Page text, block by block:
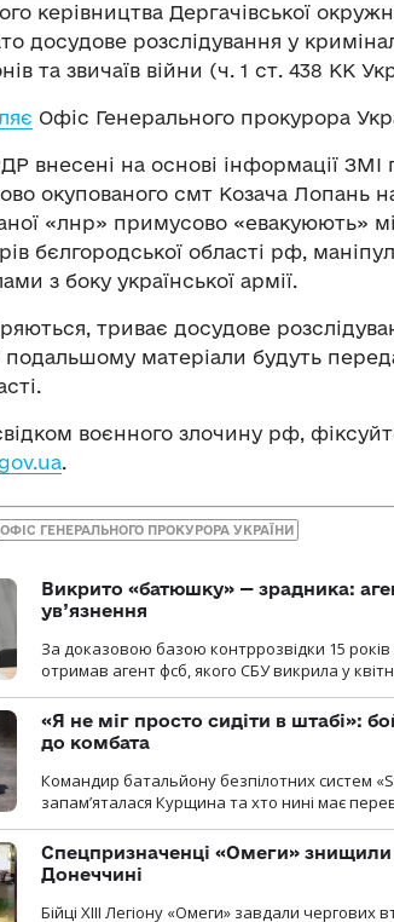
керівництва Дергачівської
досудове розслідування у
та звичаїв війни (ч. 1 ст. 438 КК
Офіс Генерального прокурора
внесені на основі інформації
окупованого смт Козача Лопань
«лнр» примусово «евакуюють»
бєлгородської області рф,
з боку української армії.
триває досудове
подальшому матеріали будуть
воєнного злочину рф,
.
ОФІС ГЕНЕРАЛЬНОГО ПРОКУРОРА УКРАЇНИ
Викрито «батюшку» — зрадника:
ув’язнення
За доказовою базою контррозвідки 15 років
отримав агент фсб, якого СБУ викрила у
«Я не міг просто сидіти в штабі»:
до комбата
Командир батальйону безпілотних систем
запам’яталася Курщина та хто нині має
Спецпризначенці «Омеги» знищили
Донеччині
Бійці ХІІІ Легіону «Омеги» завдали